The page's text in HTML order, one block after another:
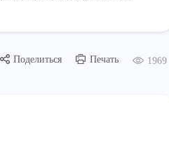
Поделиться Печать 1969